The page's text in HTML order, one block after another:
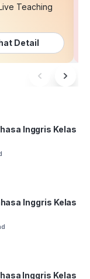
Teaching
Detail
Inggris Kelas
Inggris Kelas
Inggris Kelas